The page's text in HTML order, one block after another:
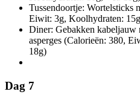
Tussendoortje: Wortelsticks
Eiwit: 3g, Koolhydraten:
Diner: Gebakken kabeljauw
asperges (Calorieën: 380,
18g)
Dag 7